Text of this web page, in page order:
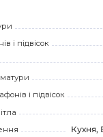
підвісний
вибору
не тільки
і підвісок
і підвісок
Кухня,